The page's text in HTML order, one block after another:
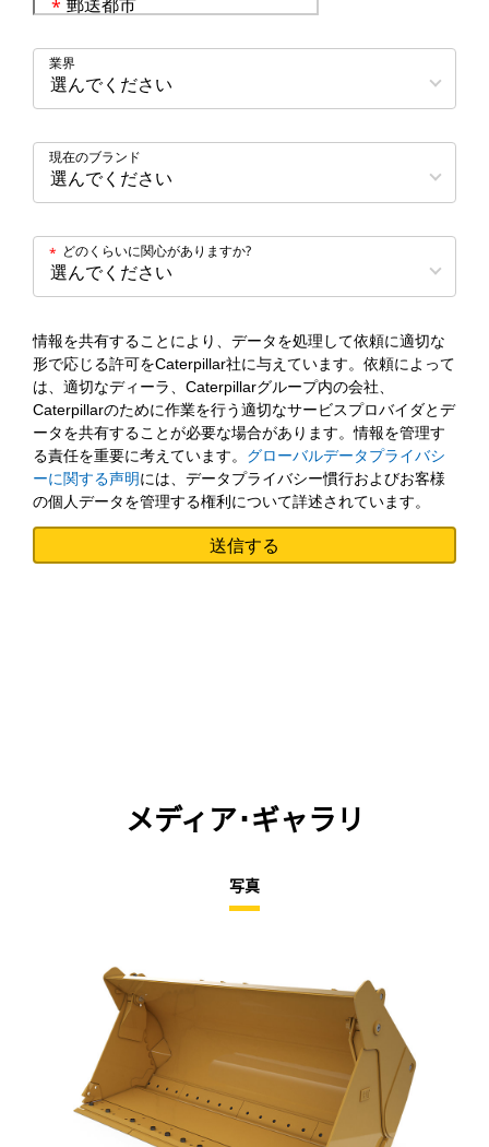
*
業界
現在のブランド
どのくらいに関心がありますか?
*
情報を共有することにより、データを処理して依頼に適切な
形で応じる許可をCaterpillar社に与えています。依頼によって
は、適切なディーラ、Caterpillarグループ内の会社、
Caterpillarのために作業を行う適切なサービスプロバイダとデ
ータを共有することが必要な場合があります。情報を管理す
る責任を重要に考えています。 グローバルデータプライバシ
ーに関する声明には、データプライバシー慣行およびお客様
の個人データを管理する権利について詳述されています。
メディア･ギャラリ
写真